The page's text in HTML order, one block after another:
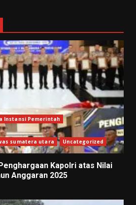
Instansi Pemerintah
sumatera utara
Uncategorized
Kapolri atas Nilai
Anggaran 2025